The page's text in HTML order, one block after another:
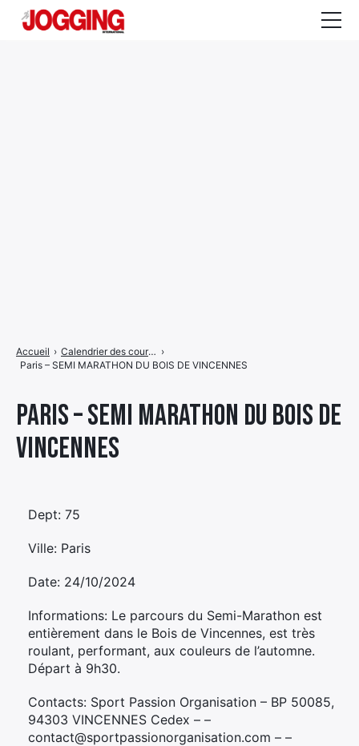
Paris – SEMI MARATHON DU BOIS DE
VINCENNES
Accueil › Calendrier des courses ›
Paris – SEMI MARATHON DU BOIS DE VINCENNES
Dept: 75
Ville: Paris
Date: 24/10/2024
Informations: Le parcours du Semi-Marathon est
entièrement dans le Bois de Vincennes, est très
roulant, performant, aux couleurs de l’automne.
Départ à 9h30.
Contacts: Sport Passion Organisation – BP 50085,
94303 VINCENNES Cedex – –
contact@sportpassionorganisation.com – –
de
menu
Élément
de
Élément
de